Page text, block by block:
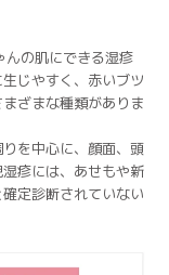
んの肌にできる湿疹
じやすく、赤いブツ
ざまな種類がありま
を中心に、顔面、頭
疹には、あせもや新
定診断されていない